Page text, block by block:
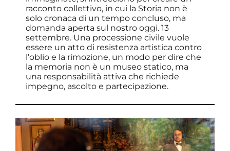
racconto collettivo, in cui la Storia non è
solo cronaca di un tempo concluso, ma
domanda aperta sul nostro oggi. 13
settembre. Una processione civile vuole
essere un atto di resistenza artistica contro
l’oblio e la rimozione, un modo per dire che
la memoria non è un museo statico, ma
una responsabilità attiva che richiede
impegno, ascolto e partecipazione.